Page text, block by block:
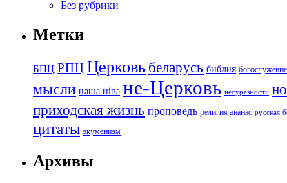
Без рубрики
Метки
БПЦ РПЦ Церковь беларусь библия богослужение
мысли наша ніва не-Церковь несуразности
приходская жизнь проповедь религия ананас русская
цитаты экуменизм
Архивы